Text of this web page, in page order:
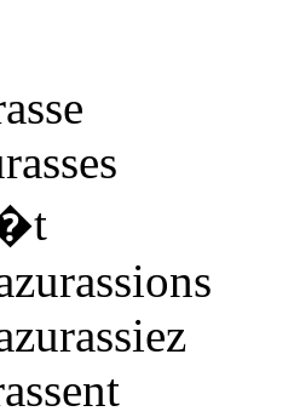
asse
asses
assions
assiez
assent